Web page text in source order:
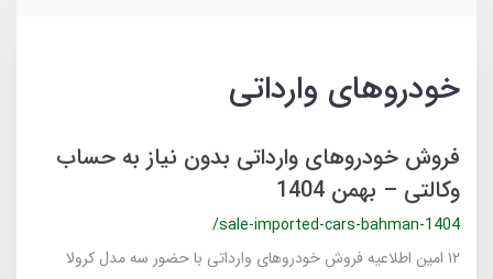
خودروهای وارداتی
فروش خودروهای وارداتی بدون نیاز به حساب
وکالتی – بهمن 1404
/sale-imported-cars-bahman-1404
۱۲ امین اطلاعیه فروش خودروهای وارداتی با حضور سه مدل کرولا